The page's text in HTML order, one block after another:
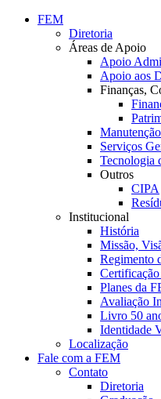
Conteúdo principal
FEM
Diretoria
Áreas de Apoio
Apoio
Apoio aos
Finanças,
Serviços
Tecnologia
Outros
CIPA
Institucional
História
Missão,
Regimento
Planes da
Avaliação
Livro 50
Identidade
Localização
Fale com a FEM
Contato
Diretoria